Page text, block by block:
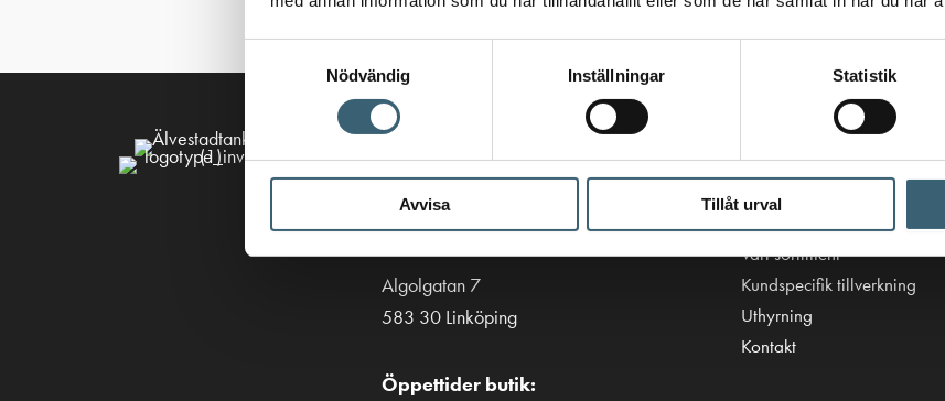
Nödvändig
Inställningar Statistik
Avvisa Tillåt urval
Kontakt
013-39 30 90
info@alvestadtanken.se
Algolgatan 7
583 30 Linköping
Öppettider butik:
Viktiga länkar
Tillgänglighetsredogörelse
Vårt sortiment
Kundspecifik tillverkning
Uthyrning
Kontakt